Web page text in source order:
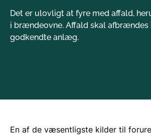
Det er ulovligt at fyre med affald,
i brændeovne. Affald skal afbrændes
godkendte anlæg.
En af de væsentligste kilder til